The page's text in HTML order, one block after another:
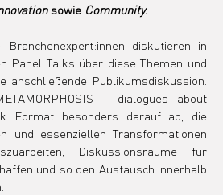
sowie Community.
diskutieren in
Panel Talks über diese Themen und
anschließende Publikumsdiskussion.
– dialogues about
Format besonders darauf ab, die
und essenziellen Transformationen
Diskussionsräume für
und so den Austausch innerhalb